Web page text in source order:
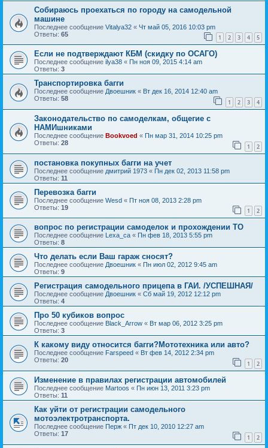
Собираюсь проехаться по городу на самодельной
машине
Последнее сообщение Vitalya32 « Чт май 05, 2016 10:03 pm
Ответы: 65 1 2 3 4 5
Если не подтверждают КБМ (скидку по ОСАГО)
Последнее сообщение ilya38 « Пн ноя 09, 2015 4:14 am
Ответы: 3
Транспортировка багги
Последнее сообщение Двоешник « Вт дек 16, 2014 12:40 am
Ответы: 58 1 2 3 4
Законодательство по самоделкам, общегие с
НАМИшниками
Последнее сообщение Bookvoed « Пн мар 31, 2014 10:25 pm
Ответы: 28 1 2
постановка покупных багги на учет
Последнее сообщение дмитрий 1973 « Пн дек 02, 2013 11:58 pm
Ответы: 11
Перевозка багги
Последнее сообщение Wesd « Пт ноя 08, 2013 2:28 pm
Ответы: 19 1 2
вопрос по регистрации самоделок и прохождении ТО
Последнее сообщение Lexa_ca « Пн фев 18, 2013 5:55 pm
Ответы: 8
Что делать если Ваш гараж сносят?
Последнее сообщение Двоешник « Пн июл 02, 2012 9:45 am
Ответы: 9
Регистрация самодельного прицепа в ГАИ. /УСПЕШНАЯ/
Последнее сообщение Двоешник « Сб май 19, 2012 12:12 pm
Ответы: 4
Про 50 кубиков вопрос
Последнее сообщение Black_Arrow « Вт мар 06, 2012 3:25 pm
Ответы: 3
К какому виду относится багги?Мототехника или авто?
Последнее сообщение Farspeed « Вт фев 14, 2012 2:34 pm
Ответы: 20 1 2
Изменение в правилах регистрации автомобилей
Последнее сообщение Martoos « Пн июн 13, 2011 3:23 pm
Ответы: 11
Как уйти от регистрации самодельного
мотоэлектротранспорта.
Последнее сообщение Перж « Пт дек 10, 2010 12:27 am
Ответы: 17 1 2